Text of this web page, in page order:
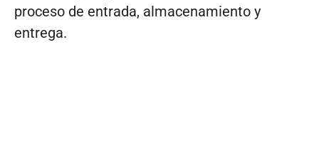
proceso de entrada, almacenamiento y
entrega.